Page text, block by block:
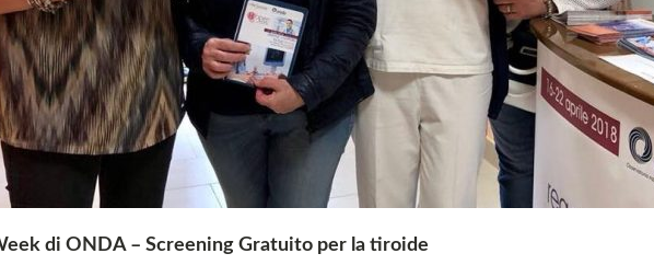
di ONDA – Screening Gratuito per la tiroide